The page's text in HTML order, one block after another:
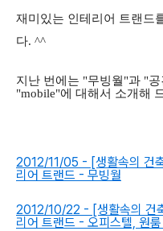
재미있는 인테리어 트랜드
다. ^^
지난 번에는 "무빙월"과 "
"mobile"에 대해서 소개해
2012/11/05 - [생활속의 건
리어 트랜드 - 무빙월
2012/10/22 - [생활속의 건
리어 트랜드 - 오피스텔, 원